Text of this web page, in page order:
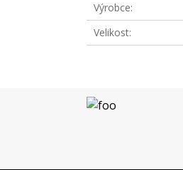
Výrobce
Velikost